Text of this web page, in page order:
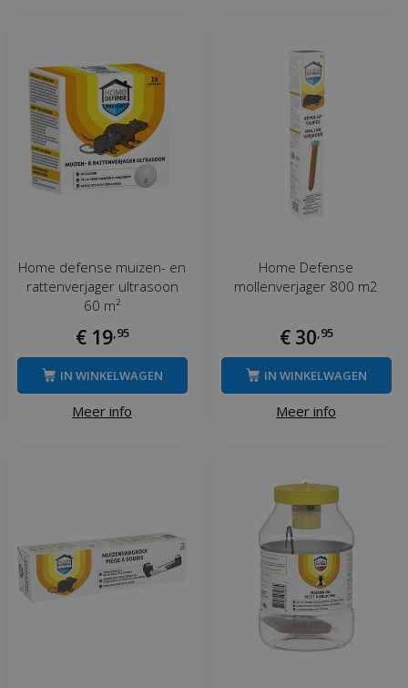
Home defense muizen- en
rattenverjager ultrasoon
60 m²
€ 19, 95
Meer info
IN WINKELWAGEN
Home Defense
mollenverjager 800 m2
€ 30 95
Meer info
IN WINKELWAGEN